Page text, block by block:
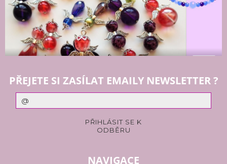
PŘEJETE SI ZASÍLAT EMAILY NEWSLETTER ?
NAVIGACE